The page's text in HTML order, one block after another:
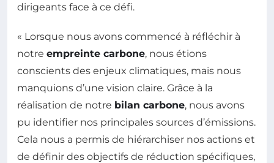
dirigeants face à ce défi.
« Lorsque nous avons commencé à réfléchir à
notre empreinte carbone, nous étions
conscients des enjeux climatiques, mais nous
manquions d’une vision claire. Grâce à la
réalisation de notre bilan carbone, nous avons
pu identifier nos principales sources d’émissions.
Cela nous a permis de hiérarchiser nos actions et
de définir des objectifs de réduction spécifiques,